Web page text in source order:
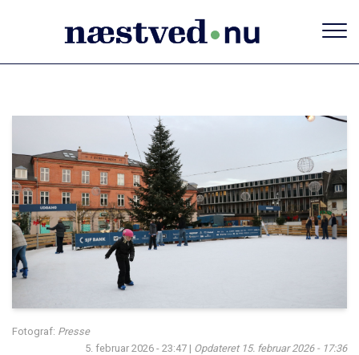
hovedindhold
Fotograf: Presse
5. februar 2026 - 23:47 | Opdateret 15. februar 2026 - 17:36